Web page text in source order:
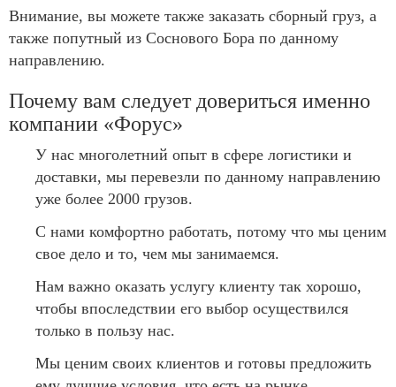
Внимание, вы можете также заказать сборный груз, а
также попутный из Соснового Бора по данному
направлению.
Почему вам следует довериться именно
компании «Форус»
У нас многолетний опыт в сфере логистики и
доставки, мы перевезли по данному направлению
уже более 2000 грузов.
С нами комфортно работать, потому что мы ценим
свое дело и то, чем мы занимаемся.
Нам важно оказать услугу клиенту так хорошо,
чтобы впоследствии его выбор осуществился
только в пользу нас.
Мы ценим своих клиентов и готовы предложить